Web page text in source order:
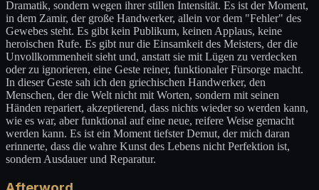
Dramatik, sondern wegen ihrer stillen Intensität. Es ist der Moment,
in dem Zamir, der große Handwerker, allein vor dem "Fehler" des
Gewebes steht. Es gibt kein Publikum, keinen Applaus, keine
heroischen Rufe. Es gibt nur die Einsamkeit des Meisters, der die
Unvollkommenheit sieht und, anstatt sie mit Lügen zu verdecken
oder zu ignorieren, eine Geste reiner, funktionaler Fürsorge macht.
In dieser Geste sah ich den griechischen Handwerker, den
Menschen, der die Welt nicht mit Worten, sondern mit seinen
Händen repariert, akzeptierend, dass nichts wieder so werden kann,
wie es war, aber funktional auf eine neue, reifere Weise gemacht
werden kann. Es ist ein Moment tiefster Demut, der mich daran
erinnerte, dass die wahre Kunst des Lebens nicht Perfektion ist,
sondern Ausdauer und Reparatur.